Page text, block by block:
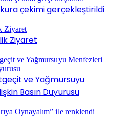
çekimi gerçekleştirildi
Ziyaret
ve Yağmursuyu
Basın Duyurusu